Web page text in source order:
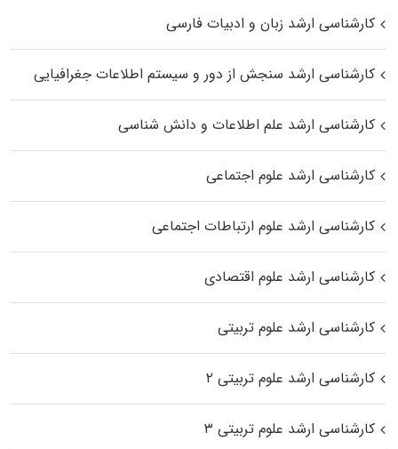
کارشناسی ارشد زبان و ادبیات فارسی
کارشناسی ارشد سنجش از دور و سیستم اطلاعات جغرافیایی
کارشناسی ارشد علم اطلاعات و دانش شناسی
کارشناسی ارشد علوم اجتماعی
کارشناسی ارشد علوم ارتباطات اجتماعی
کارشناسی ارشد علوم اقتصادی
کارشناسی ارشد علوم تربیتی
کارشناسی ارشد علوم تربیتی ۲
کارشناسی ارشد علوم تربیتی ۳